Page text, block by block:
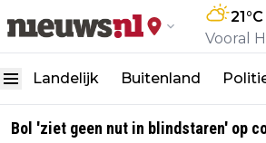
21°C
Vooral
Landelijk Buitenland
Bol 'ziet geen nut in blindstaren' op